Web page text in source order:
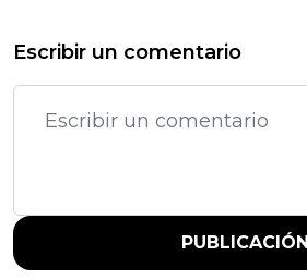
Escribir un comentario
PUBLICACIÓN